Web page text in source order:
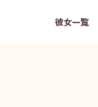
彼女一覧